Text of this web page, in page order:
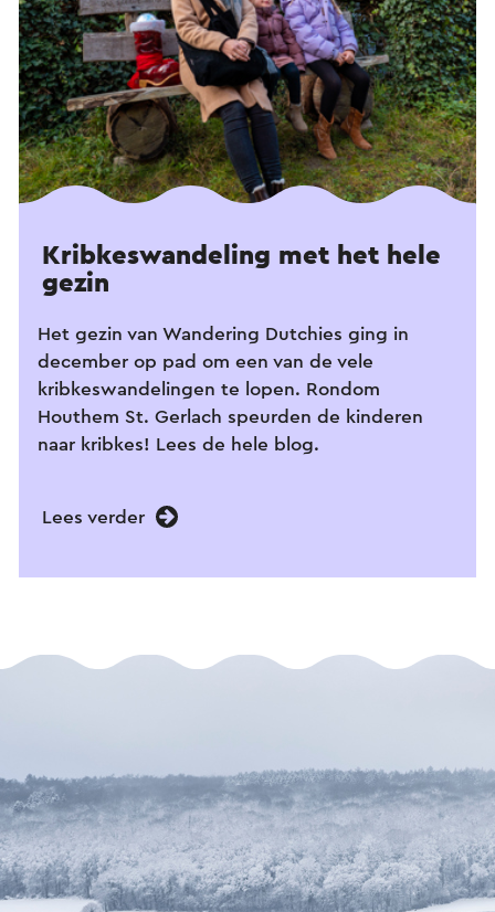
Kribkeswandeling met het hele
gezin
Het gezin van Wandering Dutchies ging in
december op pad om een van de vele
kribkeswandelingen te lopen. Rondom
Houthem St. Gerlach speurden de kinderen
naar kribkes! Lees de hele blog.
Lees verder